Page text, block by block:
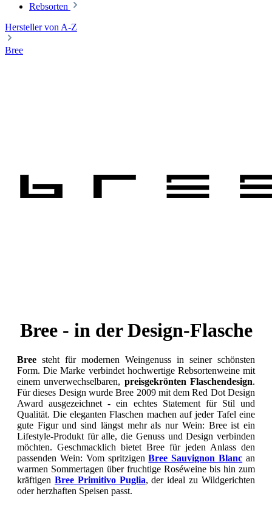
Rebsorten
Hersteller von A-Z
Bree
Bree - in der Design-Flasche
Bree steht für modernen Weingenuss in seiner schönsten
Form. Die Marke verbindet hochwertige Rebsortenweine mit
einem unverwechselbaren, preisgekrönten Flaschendesign.
Für dieses Design wurde Bree 2009 mit dem Red Dot Design
Award ausgezeichnet - ein echtes Statement für Stil und
Qualität. Die eleganten Flaschen machen auf jeder Tafel eine
gute Figur und sind längst mehr als nur Wein: Bree ist ein
Lifestyle-Produkt für alle, die Genuss und Design verbinden
möchten. Geschmacklich bietet Bree für jeden Anlass den
passenden Wein: Vom spritzigenBree Sauvignon Blanc an
warmen Sommertagen über fruchtige Roséweine bis hin zum
kräftigen Bree Primitivo Puglia, der ideal zu Wildgerichten
oder herzhaften Speisen passt.